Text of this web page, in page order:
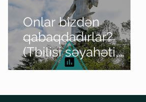
Onlar bizdən
qabaqdadırlar?
(Tbilisi səyahəti,
Data Fest Tbilisi